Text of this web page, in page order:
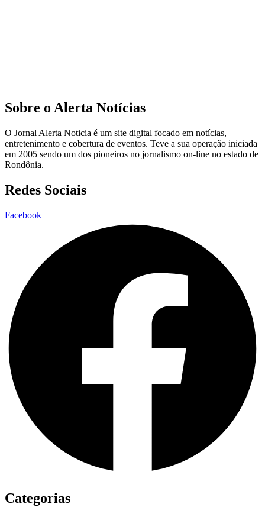
Sobre o Alerta Notícias
O Jornal Alerta Noticia é um site digital focado em notícias,
entretenimento e cobertura de eventos. Teve a sua operação iniciada
em 2005 sendo um dos pioneiros no jornalismo on-line no estado de
Rondônia.
Redes Sociais
Facebook
Categorias